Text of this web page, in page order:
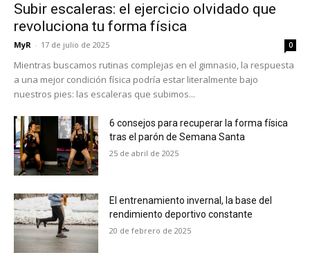
Subir escaleras: el ejercicio olvidado que
revoluciona tu forma física
MyR - 17 de julio de 2025 0
Mientras buscamos rutinas complejas en el gimnasio, la respuesta
a una mejor condición física podría estar literalmente bajo
nuestros pies: las escaleras que subimos...
6 consejos para recuperar la forma física
tras el parón de Semana Santa
25 de abril de 2025
El entrenamiento invernal, la base del
rendimiento deportivo constante
20 de febrero de 2025